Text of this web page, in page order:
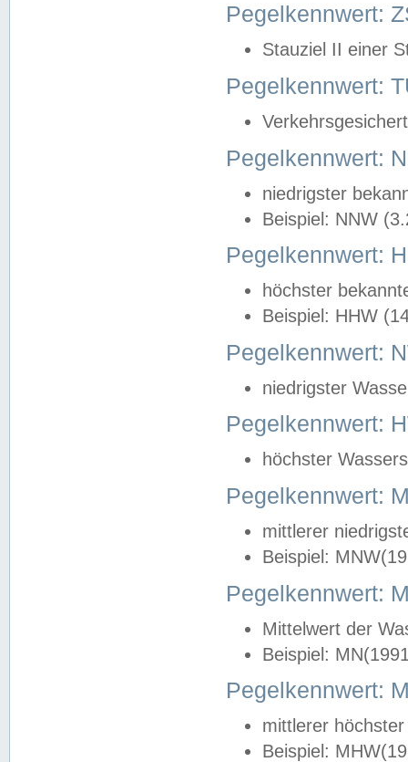
Pegelkennwert:
Stauziel II einer
Pegelkennwert:
Pegelkennwert:
niedrigster
Beispiel: NNW
Pegelkennwert:
höchster
Beispiel: HHW
Pegelkennwert:
niedrigster
Pegelkennwert:
höchster
Pegelkennwert:
mittlerer
Beispiel:
Pegelkennwert:
Mittelwert der
Beispiel:
Pegelkennwert:
mittlerer
Beispiel: